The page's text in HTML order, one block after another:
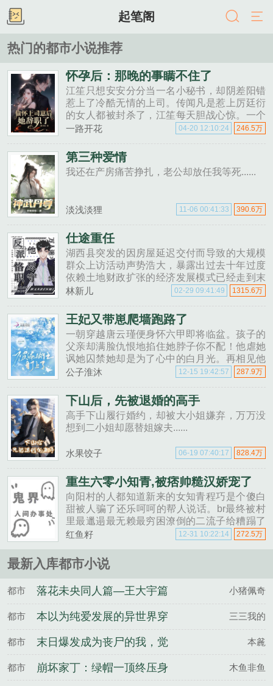
起笔阁
热门的都市小说推荐
怀孕后：那晚的事瞒不住了
江笙只想安安分分当一名小秘书，却阴差阳错
惹上了冷酷无情的上司。传闻凡是惹上厉廷衍
的女人都被封杀了，江笙每天胆战心惊。一个
月后，看到验孕棒上两条杠，江笙当即决定辞
你？她哆哆嗦嗦不是。......
一路开花 246.5万
04-20 12:10:24
第三种爱情
我还在产房痛苦挣扎，老公却放任我等死......
淡浅淡狸 390.6万
11-06 00:41:33
仕途重任
湖西县突发的因房屋延迟交付而导致的大规模
群众上访活动声势浩大，暴露出过去十年过度
依赖土地财政扩张的经济发展模式已经走到末
期。前来湖西县挂职的省委秘书王成临危......
林新儿 1315.6万
02-29 09:41:49
王妃又带崽爬墙跑路了
一朝穿越唐云瑾便身怀六甲即将临盆。孩子的
父亲却满脸仇恨地掐住她脖子你不配！他虐她
讽她囚禁她却是为了心中的白月光。再相见他
夺她孩子折磨她至心冷对她的痛苦与挣扎冷眼
一直都错了！......
公子淮沐 287.9万
12-15 19:42:57
下山后，先被退婚的高手
高手下山履行婚约，却被大小姐嫌弃，万万没
想到二小姐却愿替姐嫁夫......
水果饺子 828.4万
06-19 07:40:17
重生六零小知青,被痞帅糙汉娇宠了
向阳村的人都知道新来的女知青程巧是个傻白
甜被人骗了还乐呵呵的帮人说话。br最终被村
里最邋遢最无赖最穷困潦倒的二流子给糟蹋了
带着球嫁给了二流子。br没几年二流子掉下山
在河里。br......
红鱼籽 272.5万
12-31 10:22:14
最新入库都市小说
都市 落花未央同人篇—王大宇篇 小猪佩奇
都市
本以为纯爱发展的异世界穿
越之旅，却还要跟其他后宫
争宠
三三我的
都市
末日爆发成为丧尸的我，觉
醒了恋爱系统
本麄
都市 崩坏家丁：绿帽一顶终压身 木鱼非鱼